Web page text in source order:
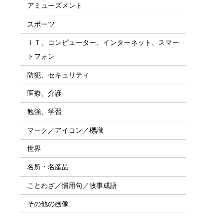
アミューズメント
スポーツ
ＩＴ、コンピューター、インターネット、スマー
トフォン
防犯、セキュリティ
医療、介護
勉強、学習
マーク／アイコン／標識
世界
名所・名産品
ことわざ／慣用句／故事成語
その他の画像